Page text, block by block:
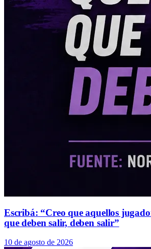
Escribá: “Creo que aquellos
que deben salir, deben salir”
10 de agosto de 2026